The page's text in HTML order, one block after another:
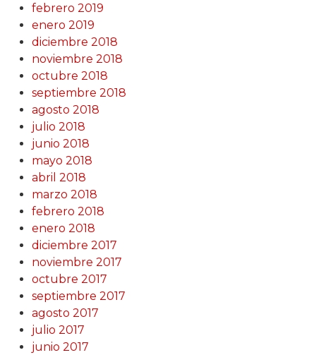
febrero 2019
enero 2019
diciembre 2018
noviembre 2018
octubre 2018
septiembre 2018
agosto 2018
julio 2018
junio 2018
mayo 2018
abril 2018
marzo 2018
febrero 2018
enero 2018
diciembre 2017
noviembre 2017
octubre 2017
septiembre 2017
agosto 2017
julio 2017
junio 2017